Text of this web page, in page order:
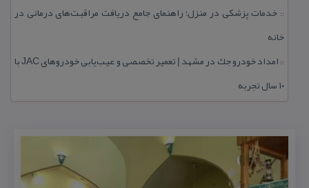
:: خدمات پزشكی در منزل؛ راهنمای جامع دریافت مراقبت‌های درمانی در
خانه
::
امداد خودرو جك در مشهد | تعمیر تخصصی و عیب‌یابی خودروهای JAC با
۱۰ سال تجربه